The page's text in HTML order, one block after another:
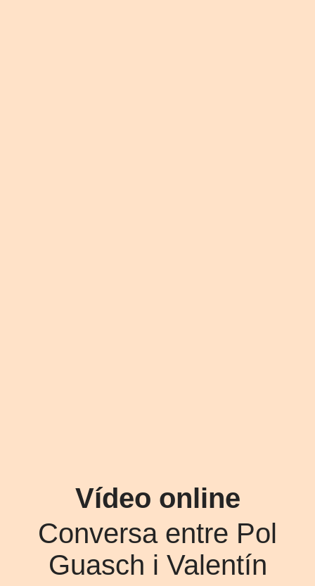
Vídeo online
Conversa entre Pol
Guasch i Valentín